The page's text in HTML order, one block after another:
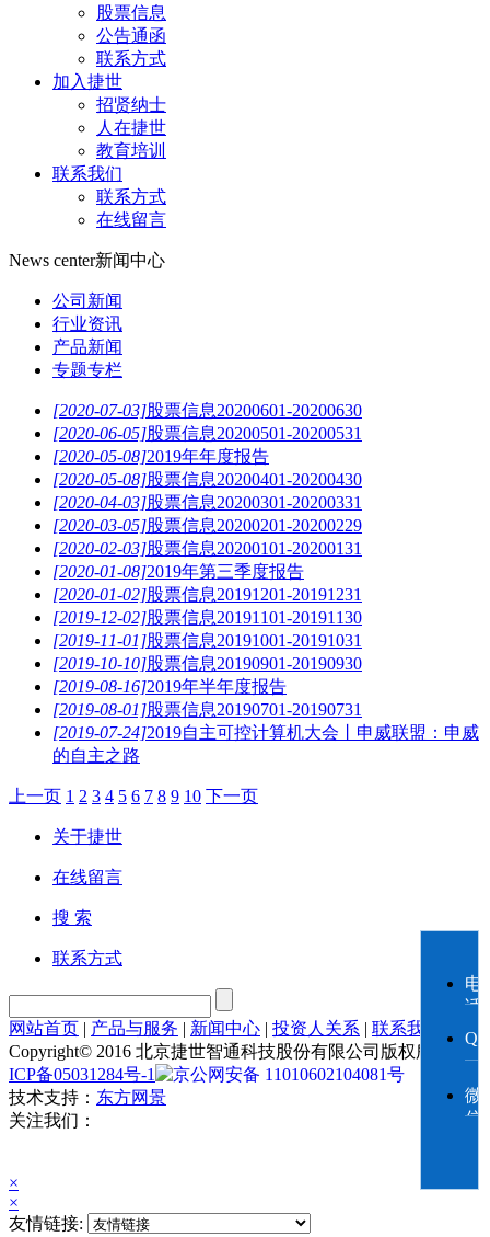
股票信息
公告通函
联系方式
加入捷世
招贤纳士
人在捷世
教育培训
联系我们
联系方式
在线留言
News center新闻中心
公司新闻
行业资讯
产品新闻
专题专栏
[2020-07-03]股票信息20200601-20200630
[2020-06-05]股票信息20200501-20200531
[2020-05-08]2019年年度报告
[2020-05-08]股票信息20200401-20200430
[2020-04-03]股票信息20200301-20200331
[2020-03-05]股票信息20200201-20200229
[2020-02-03]股票信息20200101-20200131
[2020-01-08]2019年第三季度报告
[2020-01-02]股票信息20191201-20191231
[2019-12-02]股票信息20191101-20191130
[2019-11-01]股票信息20191001-20191031
[2019-10-10]股票信息20190901-20190930
[2019-08-16]2019年半年度报告
[2019-08-01]股票信息20190701-20190731
[2019-07-24]2019自主可控计算机大会丨申威联盟：申威
的自主之路
上一页 1 2 3 4 5 6 7 8 9 10 下一页
关于捷世
在线留言
搜 索
联系方式
网站首页 | 产品与服务 | 新闻中心 | 投资人关系 | 联系我们
Copyright© 2016 北京捷世智通科技股份有限公司版权所有
京
ICP备05031284号-1
京公网安备 11010602104081号
技术支持： 东方网景
关注我们：
×
×
友情链接:
电
话
QQ
微
信